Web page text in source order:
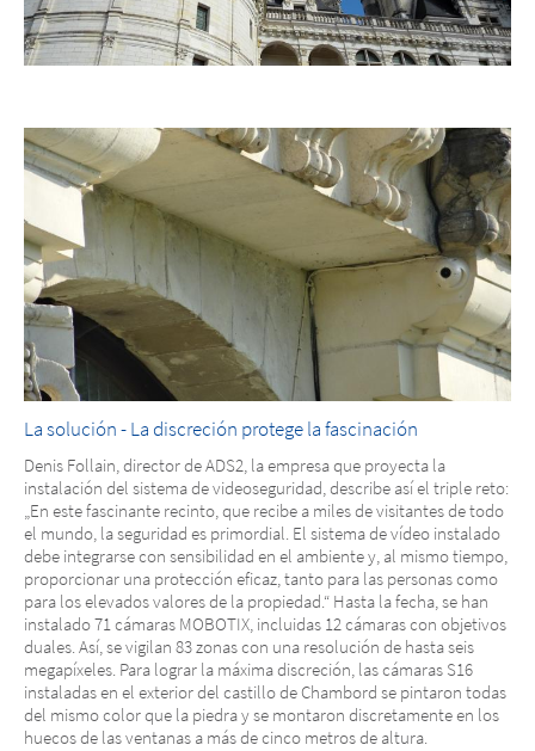
La solución - La discreción protege la fascinación
Denis Follain, director de ADS2, la empresa que proyecta la
instalación del sistema de videoseguridad, describe así el triple reto:
„En este fascinante recinto, que recibe a miles de visitantes de todo
el mundo, la seguridad es primordial. El sistema de vídeo instalado
debe integrarse con sensibilidad en el ambiente y, al mismo tiempo,
proporcionar una protección eficaz, tanto para las personas como
para los elevados valores de la propiedad.“ Hasta la fecha, se han
instalado 71 cámaras MOBOTIX, incluidas 12 cámaras con objetivos
duales. Así, se vigilan 83 zonas con una resolución de hasta seis
megapíxeles. Para lograr la máxima discreción, las cámaras S16
instaladas en el exterior del castillo de Chambord se pintaron todas
del mismo color que la piedra y se montaron discretamente en los
huecos de las ventanas a más de cinco metros de altura.